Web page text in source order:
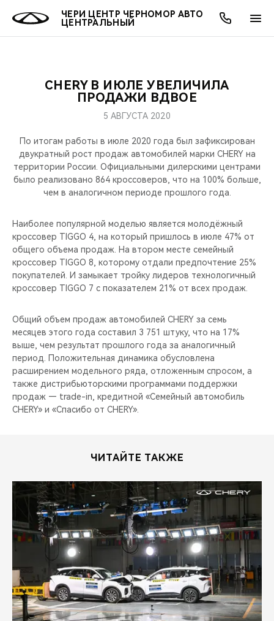
ЧЕРИ ЦЕНТР ЧЕРНОМОР АВТО
ЦЕНТРАЛЬНЫЙ
МОДЕЛИ
КРОССОВЕРЫ
СЕДАНЫ
НОВИНКИ
О КОМПАНИИ
МЫ В СОЦСЕТЯХ
ПОКУПАТЕЛЯМ
КРЕДИТ И СТРАХОВАНИЕ
АКСЕССУАРЫ
ВЛАДЕЛЬЦАМ
ЗАПЧАСТИ И АКСЕССУАРЫ
ПОДДЕРЖКА
МИР CHERY
CHERY В СОЦСЕТЯХ
ЛЮДИ CHERY
CHERY И СПОРТ
CHERY REMOTE
НАШИ МЕРОПРИЯТИЯ
CHERY ДЛЯ ДЕТЕЙ
ОНЛАЙН СЕРВИСЫ
CHERY В ИЮЛЕ УВЕЛИЧИЛА
ПРОДАЖИ ВДВОЕ
5 АВГУСТА 2020
По итогам работы в июле 2020 года был зафиксирован
двукратный рост продаж автомобилей марки CHERY на
территории России. Официальными дилерскими центрами
было реализовано 864 кроссоверов, что на 100% больше,
чем в аналогичном периоде прошлого года.
Наиболее популярной моделью является молодёжный
кроссовер TIGGO 4, на который пришлось в июле 47% от
общего объема продаж. На втором месте семейный
кроссовер TIGGO 8, которому отдали предпочтение 25%
покупателей. И замыкает тройку лидеров технологичный
кроссовер TIGGO 7 с показателем 21% от всех продаж.
Общий объем продаж автомобилей CHERY за семь
месяцев этого года составил 3 751 штуку, что на 17%
выше, чем результат прошлого года за аналогичный
период. Положительная динамика обусловлена
расширением модельного ряда, отложенным спросом, а
также дистрибьюторскими программами поддержки
продаж — trade-in, кредитной «Семейный автомобиль
CHERY» и «Спасибо от CHERY».
ЧИТАЙТЕ ТАКЖЕ